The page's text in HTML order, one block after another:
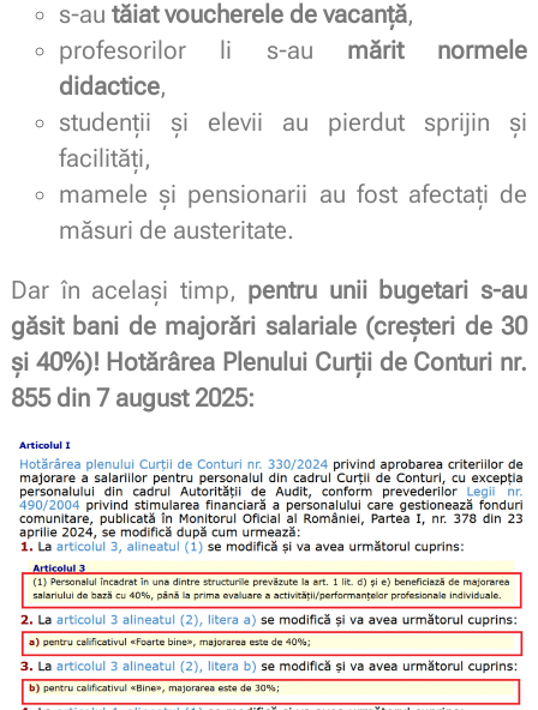
s-au tăiat voucherele de vacanță,
profesorilor li s-au mărit normele
didactice,
studenții și elevii au pierdut sprijin și
facilități,
mamele și pensionarii au fost afectați de
măsuri de austeritate.
Dar în același timp, pentru unii bugetari s-au
găsit bani de majorări salariale (creșteri de 30
și 40%)! Hotărârea Plenului Curții de Conturi nr.
855 din 7 august 2025: